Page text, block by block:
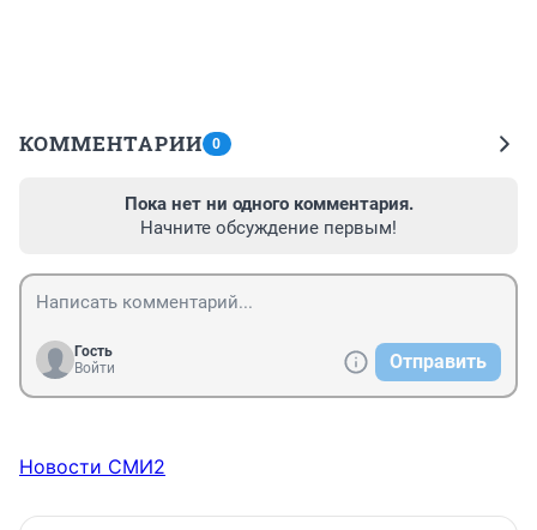
КОММЕНТАРИИ 0
Пока нет ни одного комментария.
Начните обсуждение первым!
Гость
Войти
Отправить
Новости СМИ2